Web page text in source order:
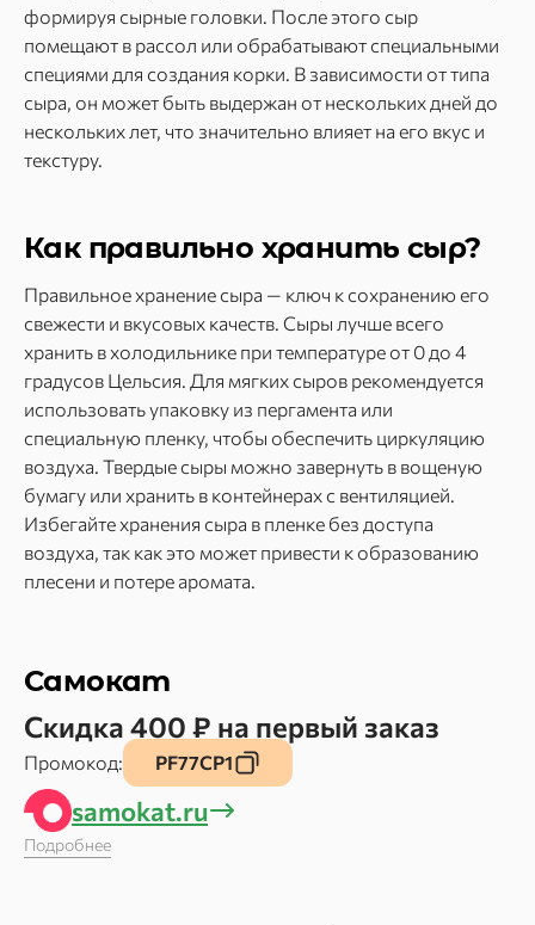
формируя сырные головки. После этого сыр
помещают в рассол или обрабатывают специальными
специями для создания корки. В зависимости от типа
сыра, он может быть выдержан от нескольких дней до
нескольких лет, что значительно влияет на его вкус и
текстуру.
Как правильно хранить сыр?
Правильное хранение сыра — ключ к сохранению его
свежести и вкусовых качеств. Сыры лучше всего
хранить в холодильнике при температуре от 0 до 4
градусов Цельсия. Для мягких сыров рекомендуется
использовать упаковку из пергамента или
специальную пленку, чтобы обеспечить циркуляцию
воздуха. Твердые сыры можно завернуть в вощеную
бумагу или хранить в контейнерах с вентиляцией.
Избегайте хранения сыра в пленке без доступа
воздуха, так как это может привести к образованию
плесени и потере аромата.
Самокат
Скидка 400 ₽ на первый заказ
Промокод: PF77CP1
samokat.ru
Подробнее